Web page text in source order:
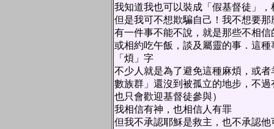
我知道我也可以裝成「假基督徒」
但是我可不想欺騙自己！我不想要
有一件事不能不說，就是那些不相
或相約吃午飯，談及屬靈的事．這
「煩」字
不少人就是為了避免這種麻煩，或
數族群」還沒到被孤立的地步，不
也只會歡迎基督徒參與）
我相信有神，也相信人有罪
但我不承認耶穌是救主，也不承認